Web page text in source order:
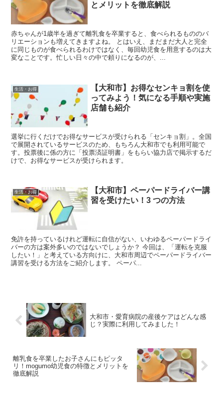
とメリットを徹底解説
赤ちゃんが1歳半を過ぎて離乳食を卒業すると、食べられるもののバ
リエーションも増えてきますよね。 とはいえ、まだまだ大人と完全
に同じものが食べられるわけではなく、毎回幼児食を用意するのは大
変なことです。忙しい日々の中で頼りになるのが、...
生活・お得
【大和市】お得なセンキョ割を使
ってみよう！気になる手順や実施
店舗も紹介
選挙に行くだけでお得なサービスが受けられる「センキョ割」。全国
で展開されているサービスのため、もちろん大和市でも利用可能で
す。投票後に係の方に「投票済証明書」をもらい協力店で掲示するだ
けで、お得なサービスが受けられます。
生活・お得
【大和市】ペーパードライバー講
習を受けたい！3 つの方法
免許を持っているけれど運転に自信がない、いわゆるペーパードライ
バーの方は案外多いのではないでしょうか？ 今回は、「運転を克服
したい！」と考えている方向けに、大和市周辺でペーパードライバー
講習を受ける方法をご紹介します。 ペーパ...
大和市・愛育病院の産後ケアはどんな感
じ？実際に利用してみました！
離乳食を卒業したお子さんにもピッタ
リ！mogumo幼児食の特徴とメリットを
徹底解説